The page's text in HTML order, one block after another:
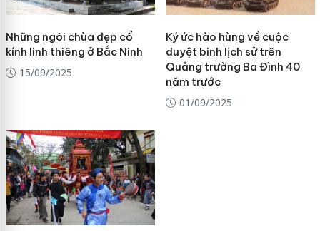
Những ngôi chùa đẹp cổ
kính linh thiêng ở Bắc Ninh
15/09/2025
Ký ức hào hùng về cuộc
duyệt binh lịch sử trên
Quảng trường Ba Đình 40
năm trước
01/09/2025